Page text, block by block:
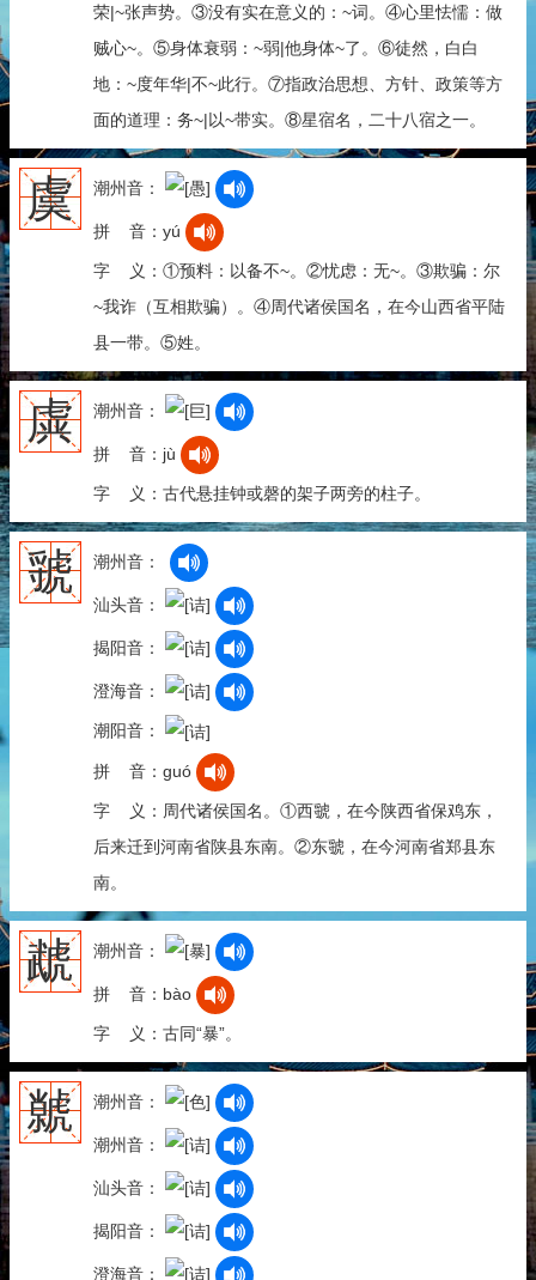
荣|~张声势。③没有实在意义的：~词。④心里怯懦：做
贼心~。⑤身体衰弱：~弱|他身体~了。⑥徒然，白白
地：~度年华|不~此行。⑦指政治思想、方针、政策等方
面的道理：务~|以~带实。⑧星宿名，二十八宿之一。
虞 潮州音：
拼 音：yú
字 义：①预料：以备不~。②忧虑：无~。③欺骗：尔
~我诈（互相欺骗）。④周代诸侯国名，在今山西省平陆
县一带。⑤姓。
虡 潮州音：
拼 音：jù
字 义：古代悬挂钟或磬的架子两旁的柱子。
虢 潮州音：
汕头音：
揭阳音：
澄海音：
潮阳音：
拼 音：guó
字 义：周代诸侯国名。①西虢，在今陕西省保鸡东，
后来迁到河南省陕县东南。②东虢，在今河南省郑县东
南。
虣 潮州音：
拼 音：bào
字 义：古同“暴”。
虩 潮州音：
潮州音：
汕头音：
揭阳音：
澄海音：